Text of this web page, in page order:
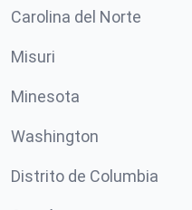
Carolina del Norte
Misuri
Minesota
Washington
Distrito de Columbia